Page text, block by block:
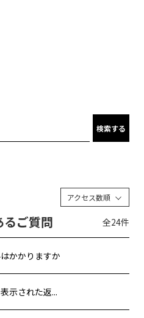
検索する
アクセス数順
るご質問 全24件
かかりますか
示された返...